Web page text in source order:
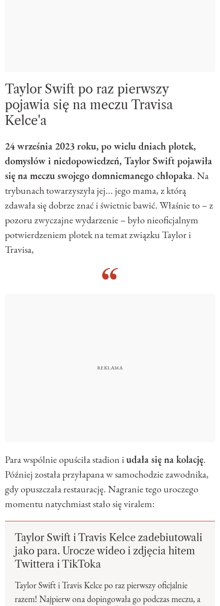
Taylor Swift po raz pierwszy
pojawia się na meczu Travisa
Kelce'a
24 września 2023 roku, po wielu dniach plotek,
domysłów i niedopowiedzeń, Taylor Swift pojawiła
się na meczu swojego domniemanego chłopaka. Na
trybunach towarzyszyła jej... jego mama, z którą
zdawała się dobrze znać i świetnie bawić. Właśnie to – z
pozoru zwyczajne wydarzenie – było nieoficjalnym
potwierdzeniem plotek na temat związku Taylor i
Travisa,
Para wspólnie opuściła stadion iudała się na kolację.
Później została przyłapana w samochodzie zawodnika,
gdy opuszczała restaurację. Nagranie tego uroczego
momentu natychmiast stało się viralem:
Taylor Swift i Travis Kelce zadebiutowali
jako para. Urocze wideo i zdjęcia hitem
Twittera i TikToka
Taylor Swift i Travis Kelce po raz pierwszy oficjalnie
razem! Najpierw ona dopingowała go podczas meczu, a